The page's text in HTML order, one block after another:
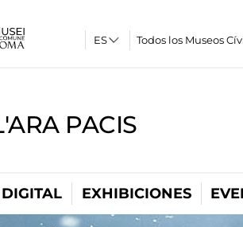
Todos los Museos
PACIS
EXHIBICIONES